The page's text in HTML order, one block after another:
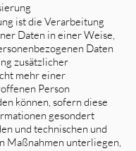
ist die Verarbeitung
Daten in einer Weise,
Daten
zusätzlicher
mehr einer
Person
können, sofern diese
gesondert
und technischen und
Maßnahmen unterliegen,